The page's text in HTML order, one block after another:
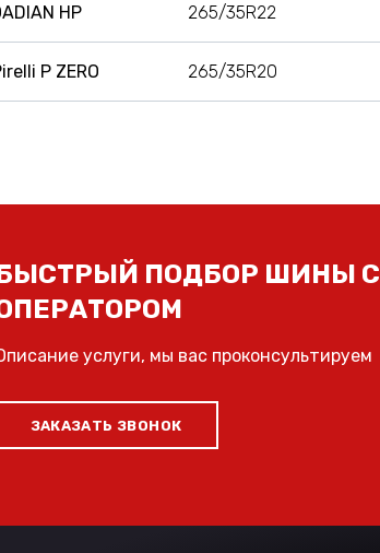
HP 265/35R22
P ZERO 265/35R20
ПОДБОР ШИНЫ С
услуги, мы вас проконсультируем
ЗАКАЗАТЬ ЗВОНОК